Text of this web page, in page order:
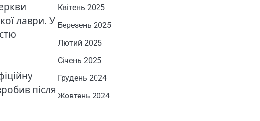
лаври. У
після
Квітень 2025
Березень 2025
Лютий 2025
Січень 2025
Грудень 2024
Жовтень 2024